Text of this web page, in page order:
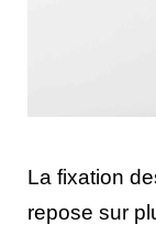
La fixation
repose sur